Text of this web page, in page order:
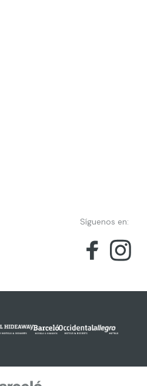
Síguenos en: